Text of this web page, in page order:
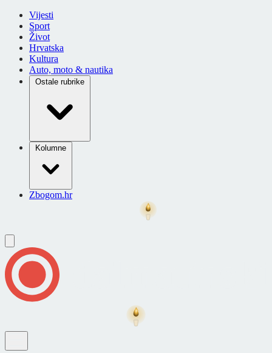
Vijesti
Sport
Život
Hrvatska
Kultura
Auto, moto & nautika
Ostale rubrike
Kolumne
Zbogom.hr